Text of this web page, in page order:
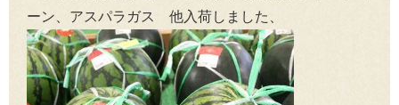
ーン、アスパラガス 他入荷しました、